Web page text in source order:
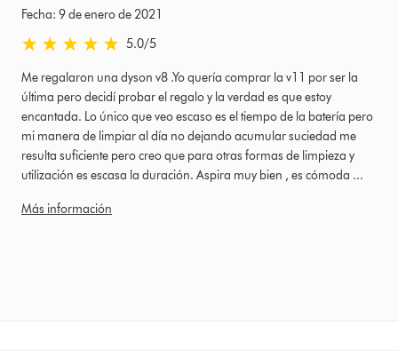
Fecha: 9 de enero de 2021
5.0 estrellas de 5 de Fecha: 9 de enero de 2021 Ratings
5.0/5
Me regalaron una dyson v8 .Yo quería comprar la v11 por ser la
última pero decidí probar el regalo y la verdad es que estoy
encantada. Lo único que veo escaso es el tiempo de la batería pero
mi manera de limpiar al día no dejando acumular suciedad me
resulta suficiente pero creo que para otras formas de limpieza y
utilización es escasa la duración. Aspira muy bien , es cómoda ...
Más información